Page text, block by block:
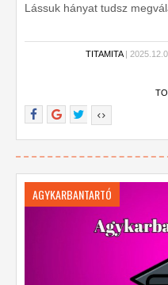
Lássuk hányat tudsz
TITAMITA|
AGYKARBANTARTÓ